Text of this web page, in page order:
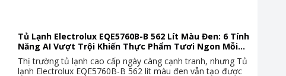
Tủ Lạnh Electrolux EQE5760B-B 562 Lít Màu Đen: 6 Tính
Năng AI Vượt Trội Khiến Thực Phẩm Tươi Ngon Mỗi
Ngày
Thị trường tủ lạnh cao cấp ngày càng cạnh tranh, nhưng Tủ
lạnh Electrolux EQE5760B-B 562 lít màu đen vẫn tạo được